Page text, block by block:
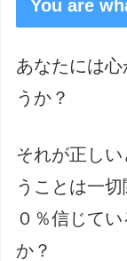
You are
あなたには
うか？
それが正し
うことは一
０％信じて
か？